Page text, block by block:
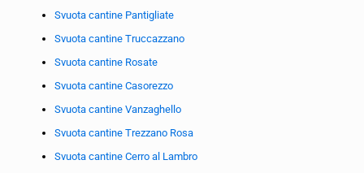
Svuota cantine Pantigliate
Svuota cantine Truccazzano
Svuota cantine Rosate
Svuota cantine Casorezzo
Svuota cantine Vanzaghello
Svuota cantine Trezzano Rosa
Svuota cantine Cerro al Lambro